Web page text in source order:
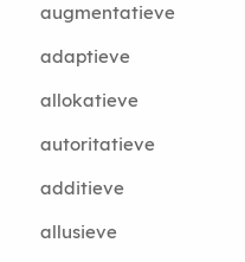
augmentatieve
adaptieve
allokatieve
autoritatieve
additieve
allusieve